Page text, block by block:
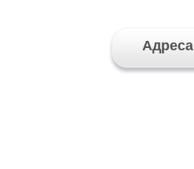
Адреса